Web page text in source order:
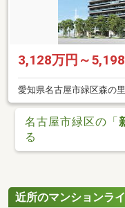
3,128万円～
愛知県名古屋市緑区森の里
名古屋市緑区の「
る
近所のマンションラ